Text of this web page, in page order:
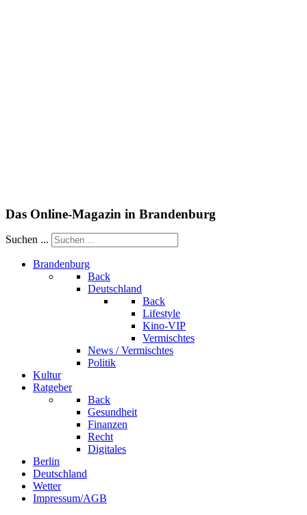
Das Online-Magazin in Brandenburg
Suchen ...
Brandenburg
Back
Deutschland
Back
Lifestyle
Kino-VIP
Vermischtes
News / Vermischtes
Politik
Kultur
Ratgeber
Back
Gesundheit
Finanzen
Recht
Digitales
Berlin
Deutschland
Wetter
Impressum/AGB